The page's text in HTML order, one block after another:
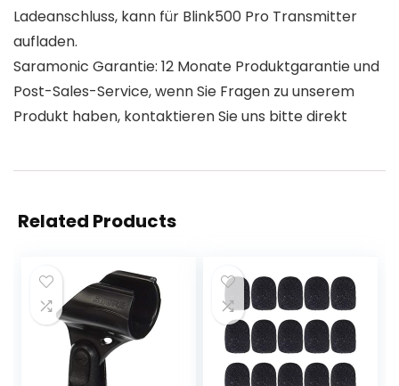
Ladeanschluss, kann für Blink500 Pro Transmitter
aufladen.
Saramonic Garantie: 12 Monate Produktgarantie und
Post-Sales-Service, wenn Sie Fragen zu unserem
Produkt haben, kontaktieren Sie uns bitte direkt
Related Products